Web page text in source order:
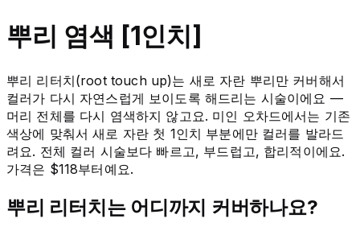
뿌리 염색 [1인치]
뿌리 리터치(root touch up)는 새로 자란 뿌리만 커버해서
컬러가 다시 자연스럽게 보이도록 해드리는 시술이에요 —
머리 전체를 다시 염색하지 않고요. 미인 오차드에서는 기존
색상에 맞춰서 새로 자란 첫 1인치 부분에만 컬러를 발라드
려요. 전체 컬러 시술보다 빠르고, 부드럽고, 합리적이에요.
가격은 $118부터예요.
뿌리 리터치는 어디까지 커버하나요?